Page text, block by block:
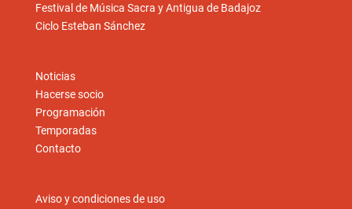
Festival de Música Sacra y Antigua de Badajoz
Ciclo Esteban Sánchez
Noticias
Hacerse socio
Programación
Temporadas
Contacto
Aviso y condiciones de uso